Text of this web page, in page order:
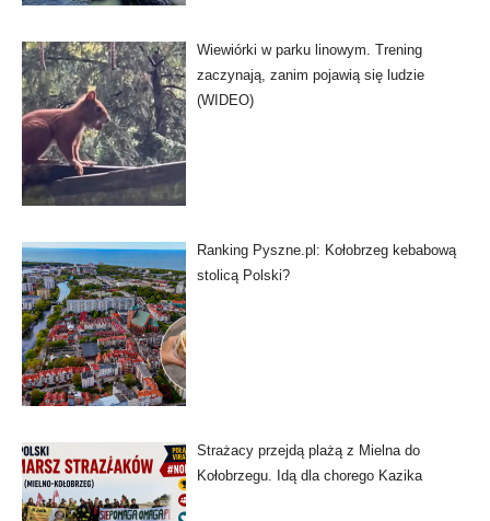
Wiewiórki w parku linowym. Trening
zaczynają, zanim pojawią się ludzie
(WIDEO)
Ranking Pyszne.pl: Kołobrzeg kebabową
stolicą Polski?
Strażacy przejdą plażą z Mielna do
Kołobrzegu. Idą dla chorego Kazika